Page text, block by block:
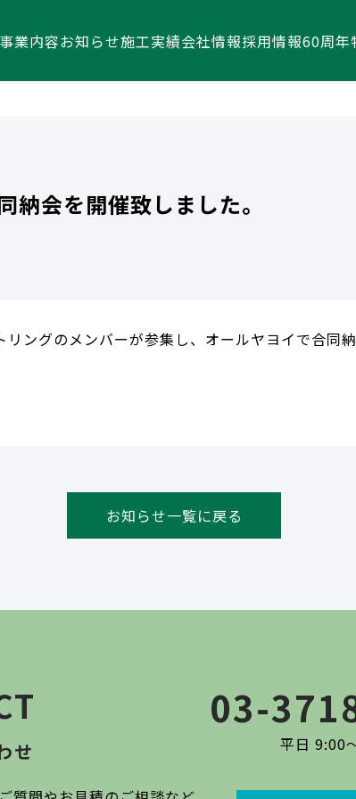
事業内容お知らせ施工実績会社情報採用情報60周年
会を開催致しました。
ングのメンバーが参集し、オールヤヨイで合同
お知らせ一覧に戻る
せ
03-
平日 9:00